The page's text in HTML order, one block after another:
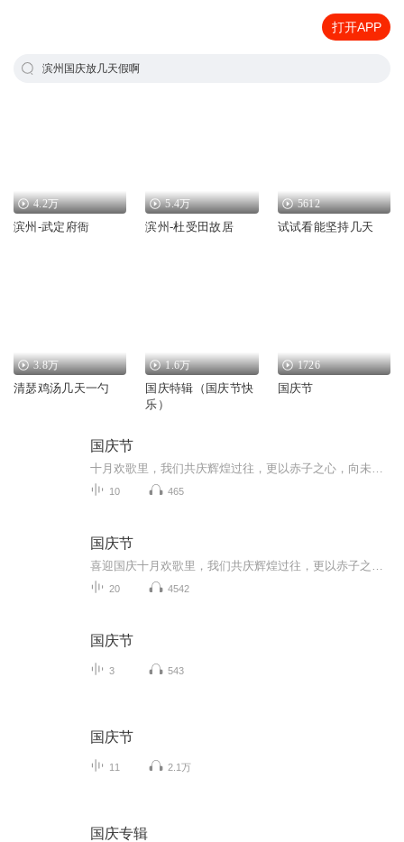
打开APP
滨州国庆放几天假啊
4.2万
滨州-武定府衙
5.4万
滨州-杜受田故居
5612
试试看能坚持几天
3.8万
清瑟鸡汤几天一勺
1.6万
国庆特辑（国庆节快
乐）
1726
国庆节
国庆节
10 465
国庆节
20 4542
国庆节
3 543
国庆节
11 2.1万
国庆专辑